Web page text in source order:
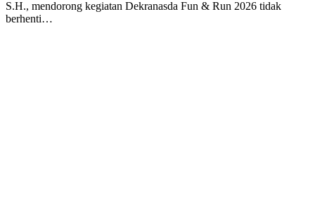
S.H., mendorong kegiatan Dekranasda Fun & Run 2026 tidak
berhenti…